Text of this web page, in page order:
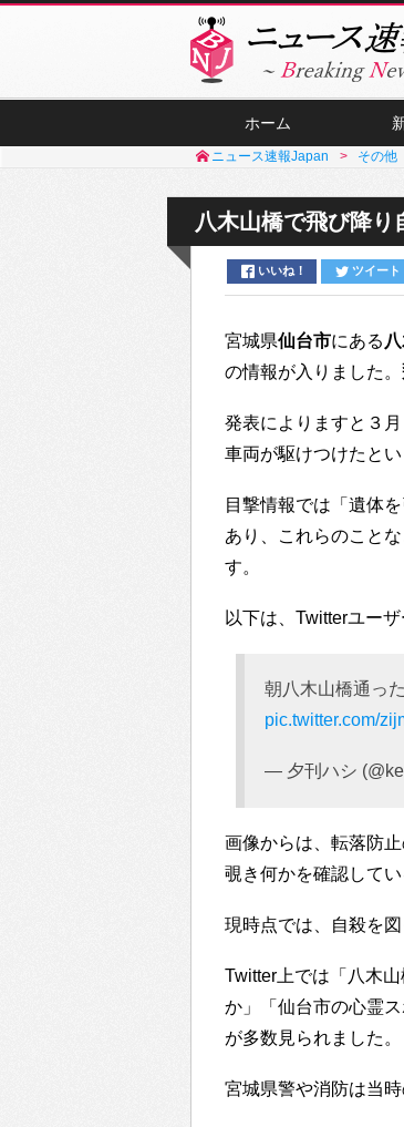
ホーム
ニュース速報Japan その他
八木山橋で飛び降
いいね！ ツイート
宮城県仙台市にある
の情報が入りました。
発表によりますと３
車両が駆けつけたとい
目撃情報では「遺体
あり、これらのこと
す。
以下は、Twitterユー
朝八木山橋通っ
pic.twitter.com/
— 夕刊ハシ
画像からは、転落防
覗き何かを確認して
現時点では、自殺を
Twitter上では「八木
か」「仙台市の心霊
が多数見られました。
宮城県警や消防は当